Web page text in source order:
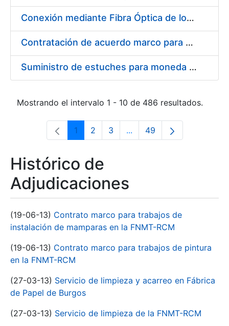
Conexión mediante Fibra Óptica de los Centros de Proceso de Datos (CPDs) de las sedes de la FNMT-RCM de Burgos y Madrid
Contratación de acuerdo marco para el Suministro de Material de Electricidad para la Fábrica Nacional de Moneda y Timbre-Real Casa de la Moneda en su centro de trabajo de Burgos
Suministro de estuches para moneda de 30 €
Mostrando el intervalo 1 - 10 de 486 resultados.
Página
1 Página
2 Página
3 ...Páginas intermedias Use
Página
49
Histórico de
Adjudicaciones
(19-06-13) Contrato marco para trabajos de
instalación de mamparas en la FNMT-RCM
(19-06-13) Contrato marco para trabajos de pintura
en la FNMT-RCM
(27-03-13) Servicio de limpieza y acarreo en Fábrica
de Papel de Burgos
(27-03-13) Servicio de limpieza de la FNMT-RCM